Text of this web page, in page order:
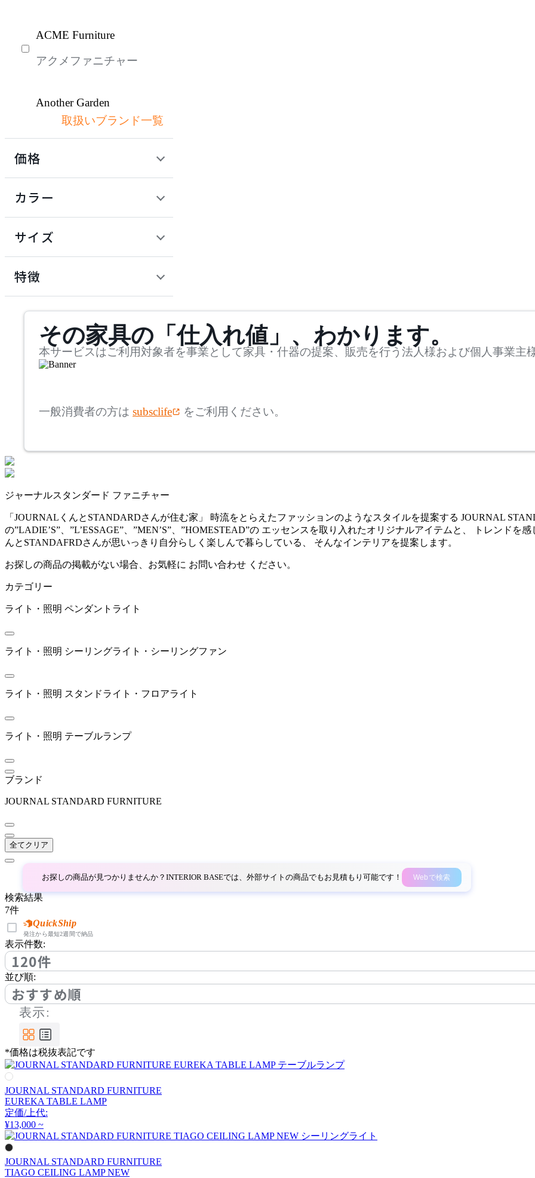
ACME Furniture
アクメファニチャー
Another Garden
アナザーガーデン
アートワークスタジオ
artek
アルテミデ
バルミューダ
ベラコンテ
BoConcept
ブリッド
BROKIS
ブロッキス
CL Sterling & Son
シーエル スターリングア
ンドサン
Coccole
コッコレ
COMPLEX UNIVERSAL
FURNITURE SUPPLY
コンプレックスユニバー
サルファニチャーサプラ
イ
cosine
DCW éditions
ディションズ
取扱いブランド一覧
価格
カラー
サイズ
mm
検索
~
~
特徴
その家具の「仕入れ値」、わかります。
本サービスはご利用対象者を事業として家具・什器の提案、販売を行う法人様および個人事業主
一般消費者の方は subsclife をご利用ください。
ジャーナルスタンダード ファニチャー
「JOURNALくんとSTANDARDさんが住む家」 時流をとらえたファッションのようなスタイルを提案する JOURNAL
の”LADIE’S”、”L’ESSAGE”、”MEN’S”、”HOMESTEAD”の エッセンスを取り入れたオリジナルアイテムと、 トレンドを
んとSTANDAFRDさんが思いっきり自分らしく楽しんで暮らしている、 そんなインテリアを提案します。
お探しの商品の掲載がない場合、お気軽に お問い合わせ ください。
カテゴリー
ライト・照明 ペンダントライト
ライト・照明 シーリングライト・シーリングファン
ライト・照明 スタンドライト・フロアライト
ライト・照明 テーブルランプ
ブランド
JOURNAL STANDARD FURNITURE
全てクリア
お探しの商品が見つかりませんか？INTERIOR BASEでは、外部サイトの商品でもお見積もり可能です！ Webで検索
検索結果
7件
QuickShip
発注から最短2週間で納品
表示件数:
120件
並び順:
おすすめ順
表示:
*価格は税抜表記です
JOURNAL STANDARD FURNITURE
EUREKA TABLE LAMP
定価/上代:
¥13,000 ~
JOURNAL STANDARD FURNITURE
TIAGO CEILING LAMP NEW